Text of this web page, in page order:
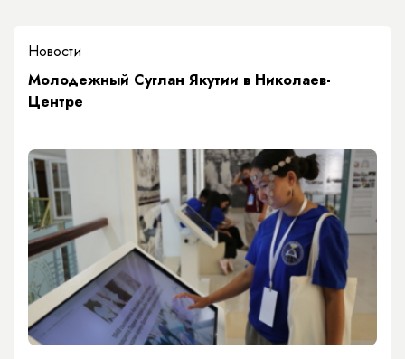
Новости
Молодежный Суглан Якутии в Николаев-
Центре